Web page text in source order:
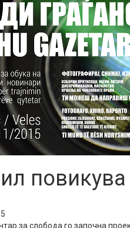
повикува
за слобода го започна